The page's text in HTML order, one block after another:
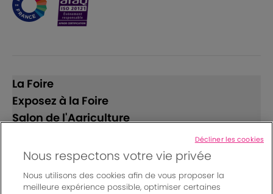
La Foire
Exposez à la Foire
Salon de l'Agriculture
Suivez-nous
Nous respectons votre vie privée
Nous utilisons des cookies afin de vous proposer la
meilleure expérience possible, optimiser certaines
Décliner les cookies